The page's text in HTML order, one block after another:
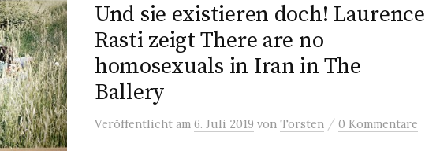
Und sie existieren doch! Laurence
Rasti zeigt There are no
homosexuals in Iran in The
Ballery
Veröffentlicht am 6. Juli 2019 von Torsten / 0 Kommentare